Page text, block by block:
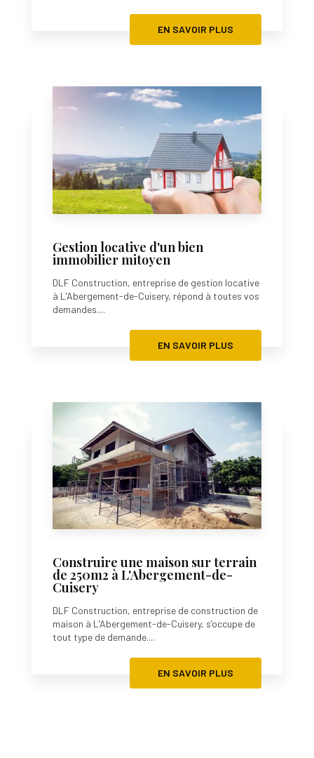
EN SAVOIR PLUS
Gestion locative d'un bien
immobilier mitoyen
DLF Construction, entreprise de gestion locative
à L'Abergement-de-Cuisery, répond à toutes vos
demandes....
EN SAVOIR PLUS
Construire une maison sur terrain
de 250m2 à L'Abergement-de-
Cuisery
DLF Construction, entreprise de construction de
maison à L'Abergement-de-Cuisery, s’occupe de
tout type de demande....
EN SAVOIR PLUS